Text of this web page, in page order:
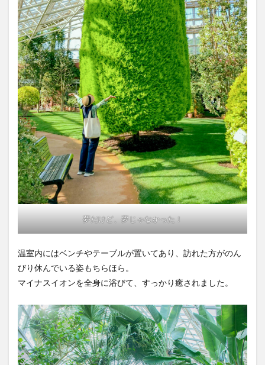
夢だけど、夢じゃなかった！
温室内にはベンチやテーブルが置いてあり、訪れた方がのん
びり休んでいる姿もちらほら。
マイナスイオンを全身に浴びて、すっかり癒されました。